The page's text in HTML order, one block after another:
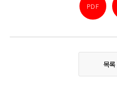
PDF
목록